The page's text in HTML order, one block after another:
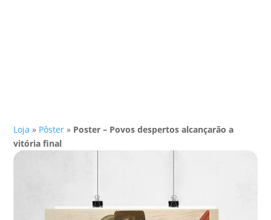
Loja » Pôster » Poster – Povos despertos alcançarão a
vitória final